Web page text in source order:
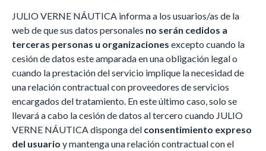
JULIO VERNE NÁUTICA informa a los usuarios/as de la
web de que sus datos personales no serán cedidos a
terceras personas u organizaciones excepto cuando la
cesión de datos este amparada en una obligación legal o
cuando la prestación del servicio implique la necesidad de
una relación contractual con proveedores de servicios
encargados del tratamiento. En este último caso, solo se
llevará a cabo la cesión de datos al tercero cuando JULIO
VERNE NÁUTICA disponga del consentimiento expreso
del usuario y mantenga una relación contractual con el